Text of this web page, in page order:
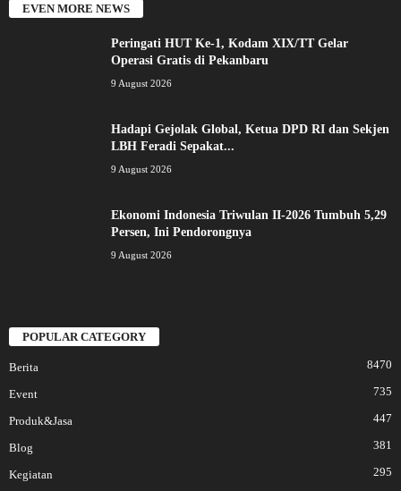
EVEN MORE NEWS
Peringati HUT Ke-1, Kodam XIX/TT Gelar
Operasi Gratis di Pekanbaru
9 August 2026
Hadapi Gejolak Global, Ketua DPD RI dan Sekjen
LBH Feradi Sepakat...
9 August 2026
Ekonomi Indonesia Triwulan II-2026 Tumbuh 5,29
Persen, Ini Pendorongnya
9 August 2026
POPULAR CATEGORY
Berita 8470
Event 735
Produk&Jasa 447
Blog 381
Kegiatan 295